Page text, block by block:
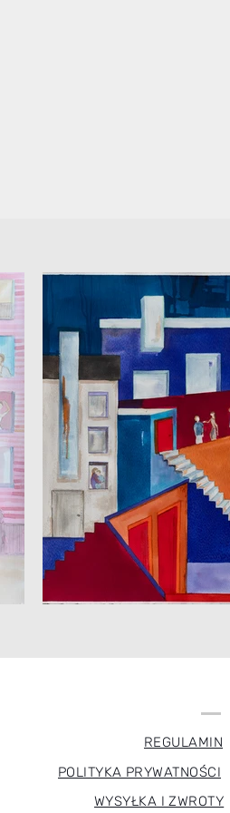
REGULAMIN
POLITYKA PRYWATNOŚCI
WYSYŁKA I ZWROTY